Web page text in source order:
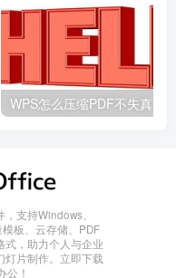
支持Windows、
板、云存储、PDF
式，助力个人与企业
灯片制作。立即下载
公！